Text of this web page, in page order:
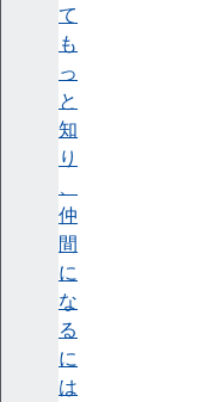
て
も
っ
と
知
り
、
仲
間
に
な
る
に
は